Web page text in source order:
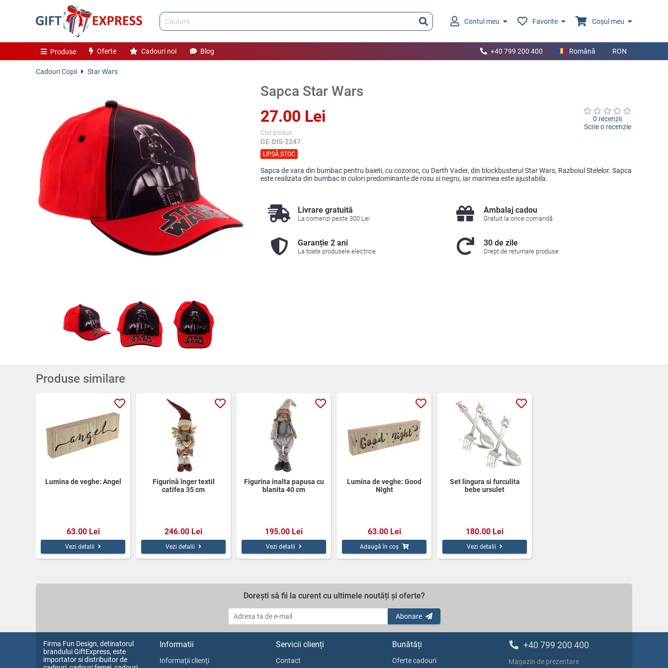
Contul meu Favorite Coșul meu
Produse Oferte Cadouri noi Blog +40 799 200 400 Română RON
Cadouri Copii Star Wars
Sapca Star Wars
27.00 Lei
Cod produs
GE-DIS-2247
LIPSĂ STOC
0 recenzii
Scrie o recenzie
Sapca de vara din bumbac pentru baieti, cu cozoroc, cu Darth Vader, din blockbusterul Star Wars, Razboiul Stelelor. Sapca
este realizata din bumbac in culori predominante de rosu si negru, iar marimea este ajustabila.
Livrare gratuită
La comenzi peste 300 Lei
Ambalaj cadou
Gratuit la orice comandă
Garanție 2 ani
La toate produsele electrice
30 de zile
Drept de returnare produse
Produse similare
Lumina de veghe: Angel
63.00 Lei
Vezi detalii
Figurină înger textil
catifea 35 cm
246.00 Lei
Vezi detalii
Figurina inalta papusa cu
blanita 40 cm
195.00 Lei
Vezi detalii
Lumina de veghe: Good
Night
63.00 Lei
Adaugă în coș
Set lingura si furculita
bebe ursulet
180.00 Lei
Vezi detalii
Dorești să fii la curent cu ultimele noutăți și oferte?
Abonare
Firma Fun Design, detinatorul
brandului GiftExpress, este
importator si distribuitor de
Informatii
Informaţii clienţi
Servicii clienți
Contact
Bunătăți
Oferte cadouri
+40 799 200 400
Magazin de prezentare